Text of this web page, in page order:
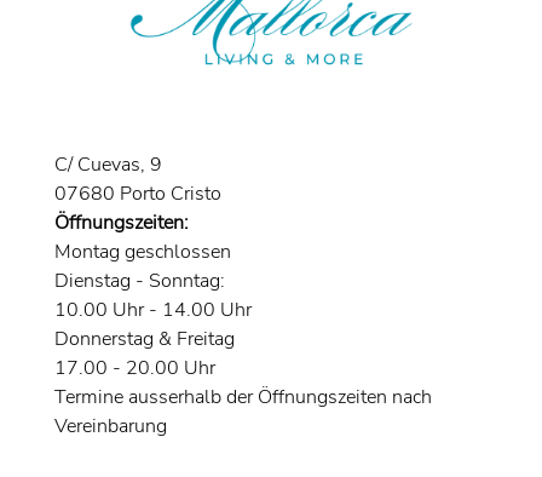
C/ Cuevas, 9
07680 Porto Cristo
Öffnungszeiten:
Montag geschlossen
Dienstag - Sonntag:
10.00 Uhr - 14.00 Uhr
Donnerstag & Freitag
17.00 - 20.00 Uhr
Termine ausserhalb der Öffnungszeiten nach
Vereinbarung